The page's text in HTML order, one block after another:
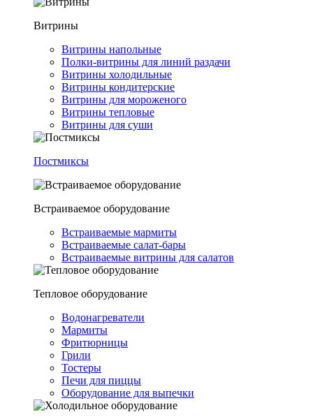
Витрины
Витрины напольные
Полки-витрины для линий раздачи
Витрины холодильные
Витрины кондитерские
Витрины для мороженого
Витрины тепловые
Витрины для суши
Постмиксы
Встраиваемое оборудование
Встраиваемые мармиты
Встраиваемые салат-бары
Встраиваемые витрины для салатов
Тепловое оборудование
Водонагреватели
Мармиты
Фритюрницы
Грили
Тостеры
Печи для пиццы
Оборудование для выпечки